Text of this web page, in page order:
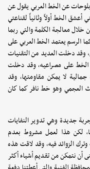
عن الخط العربي يقول عن
الخط أولاً وثانياً لقناعتي
معالجة الكلمة والتي ربما
الرسم يعتمد الخط العربي على
وقد دخلت العديد من التقنيات
الخط على مصراعيه، وقد دخلت
لا يمكن مقاومتها، وقد
وهو خط نافر كما كان
جديدة وهي تدوير النفايات
لكن هذا لعمل مشروط بعدم
الزوائد فيه، وقد لاقت هذه
أن نتمكن من تقديم أشياء أكثر